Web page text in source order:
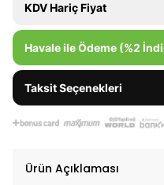
KDV Hariç Fiyat
Havale ile Ödeme (%2
Taksit Seçenekleri
Ürün Açıklaması